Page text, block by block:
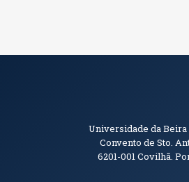
Informações de
Universidade da
Convento de Sto.
6201-001Covilhã.